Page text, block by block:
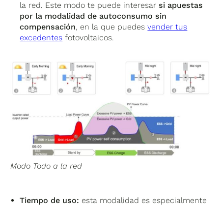
la red. Este modo te puede interesarsi apuestas
por la modalidad de autoconsumo sin
compensación, en la que puedesvender tus
excedentes fotovoltaicos.
Modo Todo a la red
Tiempo de uso: esta modalidad es especialmente